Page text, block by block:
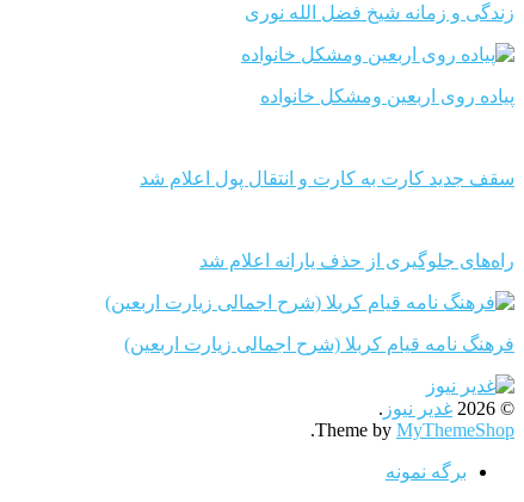
زندگی و زمانه شیخ فضل الله نوری
پیاده روی اربعین ومشکل خانواده
سقف جدید کارت به کارت و انتقال پول اعلام شد
راه‌های جلوگیری از حذف یارانه اعلام شد
فرهنگ نامه قیام کربلا (شرح اجمالی زیارت اربعین)
© 2026 غدیر نیوز .
Theme by MyThemeShop
.
برگه نمونه